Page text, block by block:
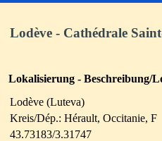
Lodève - Cathédrale
Lokalisierung - Beschreibung/
Lodève (Luteva)
Kreis/Dép.: Hérault, Occitanie, F
43.73183/3.31747